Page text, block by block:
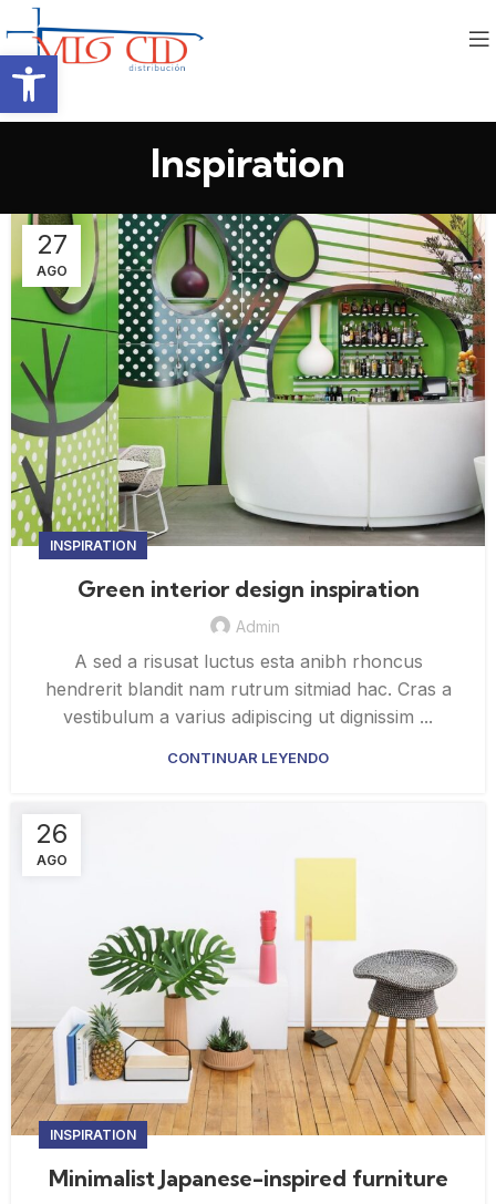
Abrir barra de herramientas
Inspiration
27
AGO
INSPIRATION
Green interior design inspiration
Admin
A sed a risusat luctus esta anibh rhoncus
hendrerit blandit nam rutrum sitmiad hac. Cras a
vestibulum a varius adipiscing ut dignissim ...
CONTINUAR LEYENDO
26
AGO
INSPIRATION
Minimalist Japanese-inspired furniture